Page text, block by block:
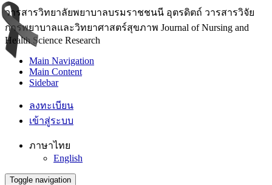
วารสารวิทยาลัยพยาบาลบรมราชชนนี อุตรดิตถ์ วารสารวิจัย
การพยาบาลและวิทยาศาสตร์สุขภาพ Journal of Nursing and
Health Science Research
Main Navigation
Main Content
Sidebar
ลงทะเบียน
เข้าสู่ระบบ
ภาษาไทย
English
Toggle navigation